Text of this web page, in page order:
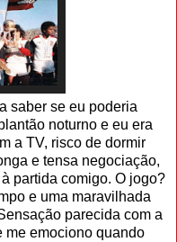
saber se eu poderia
noturno e eu era
a TV, risco de dormir
e tensa negociação,
partida comigo. O jogo?
e uma maravilhada
parecida com a
me emociono quando